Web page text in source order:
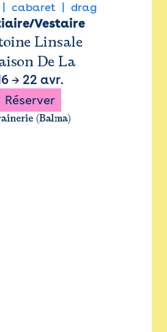
cabaret drag
Vestaire
Linsale
De La
→ 22 avr.
Réserver
(Balma)